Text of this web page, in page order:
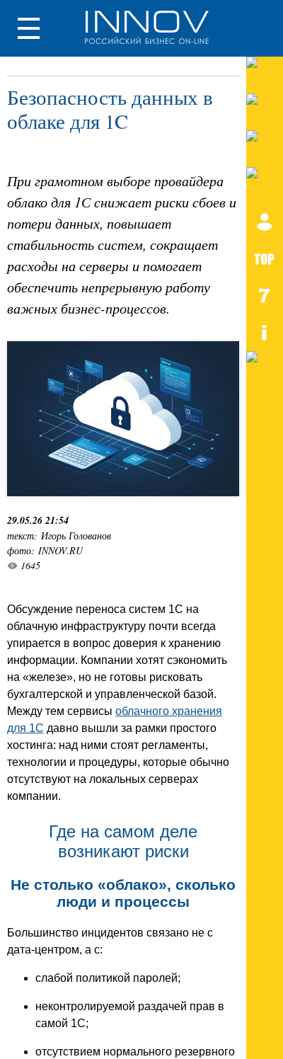
Безопасность данных в
облаке для 1C
При грамотном выборе провайдера
облако для 1С снижает риски сбоев и
потери данных, повышает
стабильность систем, сокращает
расходы на серверы и помогает
обеспечить непрерывную работу
важных бизнес-процессов.
29.05.26 21:54
текст: Игорь Голованов
фото: INNOV.RU
1645
Обсуждение переноса систем 1С на
облачную инфраструктуру почти всегда
упирается в вопрос доверия к хранению
информации. Компании хотят сэкономить
на «железе», но не готовы рисковать
бухгалтерской и управленческой базой.
Между тем сервисы облачного хранения
для 1С давно вышли за рамки простого
хостинга: над ними стоят регламенты,
технологии и процедуры, которые обычно
отсутствуют на локальных серверах
компании.
Где на самом деле
возникают риски
Не столько «облако», сколько
люди и процессы
Большинство инцидентов связано не с
дата-центром, а с:
слабой политикой паролей;
неконтролируемой раздачей прав в
самой 1С;
отсутствием нормального резервного